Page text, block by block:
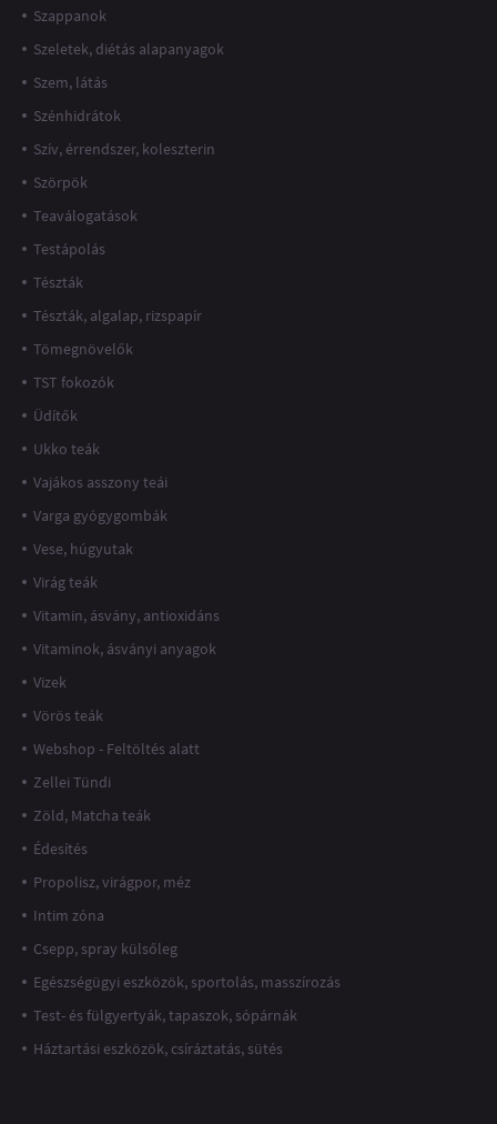
Szappanok
Szeletek, diétás alapanyagok
Szem, látás
Szénhidrátok
Szív, érrendszer, koleszterin
Szörpök
Teaválogatások
Testápolás
Tészták
Tészták, algalap, rizspapír
Tömegnövelők
TST fokozók
Üdítők
Ukko teák
Vajákos asszony teái
Varga gyógygombák
Vese, húgyutak
Virág teák
Vitamin, ásvány, antioxidáns
Vitaminok, ásványi anyagok
Vizek
Vörös teák
Webshop - Feltöltés alatt
Zellei Tündi
Zöld, Matcha teák
Édesítés
Propolisz, virágpor, méz
Intim zóna
Csepp, spray külsőleg
Egészségügyi eszközök, sportolás, masszírozás
Test- és fülgyertyák, tapaszok, sópárnák
Háztartási eszközök, csíráztatás, sütés